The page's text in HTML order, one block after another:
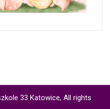
33 Katowice, All rights